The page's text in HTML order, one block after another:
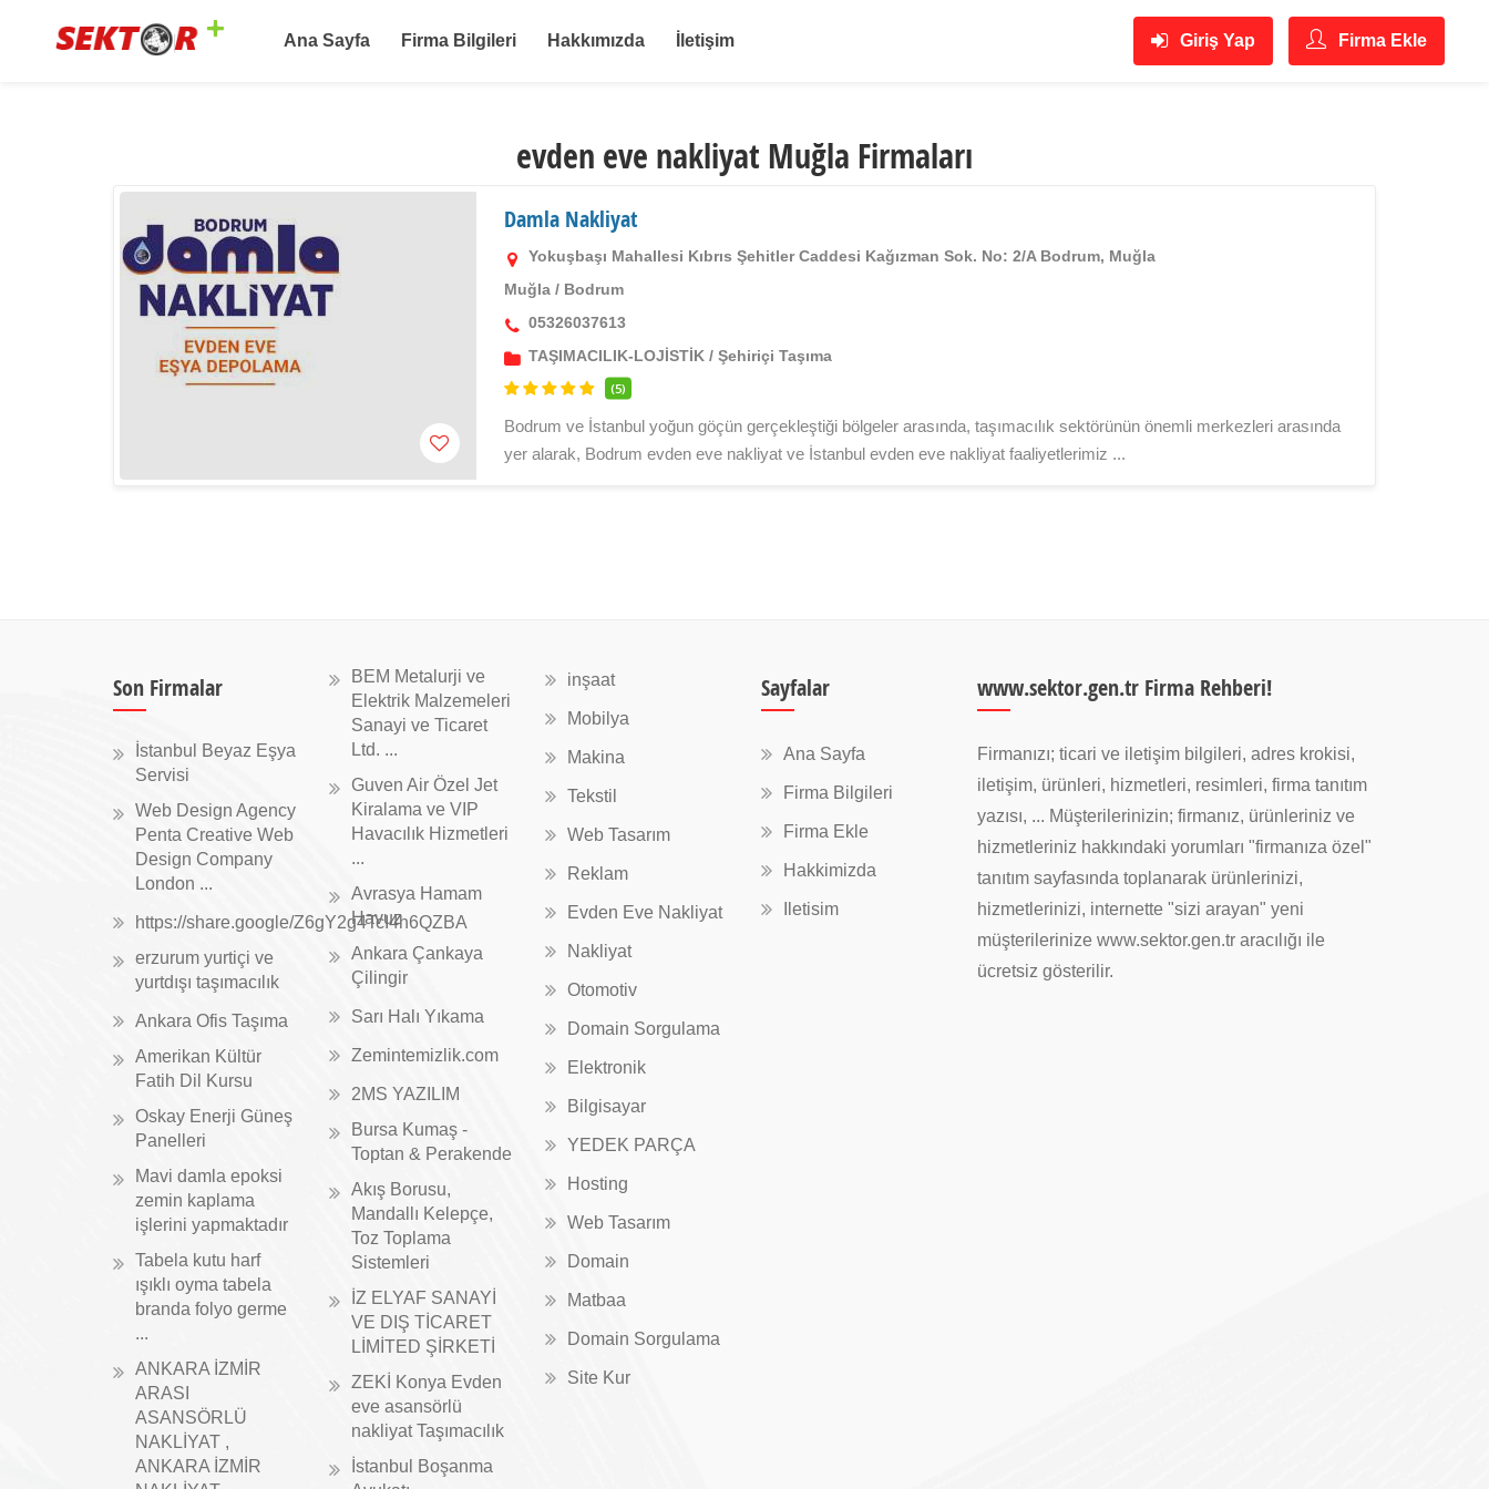
Ana Sayfa Firma Bilgileri Hakkımızda İletişim Giriş Yap Firma Ekle
evden eve nakliyat Muğla Firmaları
Damla Nakliyat
Yokuşbaşı Mahallesi Kıbrıs Şehitler Caddesi Kağızman Sok. No: 2/A Bodrum, Muğla
Muğla / Bodrum
05326037613
TAŞIMACILIK-LOJİSTİK /Şehiriçi Taşıma
(5)
Bodrum ve İstanbul yoğun göçün gerçekleştiği bölgeler arasında, taşımacılık sektörünün önemli merkezleri arasında
yer alarak, Bodrum evden eve nakliyat ve İstanbul evden eve nakliyat faaliyetlerimiz ...
Son Firmalar
İstanbul Beyaz Eşya
Servisi
Web Design Agency
Penta Creative Web
Design Company
London ...
https://share.google/Z6gY2g4TcI4h6QZBA
erzurum yurtiçi ve
yurtdışı taşımacılık
Ankara Ofis Taşıma
Amerikan Kültür
Fatih Dil Kursu
Oskay Enerji Güneş
Panelleri
Mavi damla epoksi
zemin kaplama
işlerini yapmaktadır
Tabela kutu harf
ışıklı oyma tabela
branda folyo germe
...
ANKARA İZMİR
ARASI
ASANSÖRLÜ
NAKLİYAT ,
ANKARA İZMİR
BEM Metalurji ve
Elektrik Malzemeleri
Sanayi ve Ticaret
Ltd. ...
Guven Air Özel Jet
Kiralama ve VIP
Havacılık Hizmetleri
...
Avrasya Hamam
Havuz
Ankara Çankaya
Çilingir
Sarı Halı Yıkama
Zemintemizlik.com
2MS YAZILIM
Bursa Kumaş -
Toptan & Perakende
Akış Borusu,
Mandallı Kelepçe,
Toz Toplama
Sistemleri
İZ ELYAF SANAYİ
VE DIŞ TİCARET
LİMİTED ŞİRKETİ
ZEKİ Konya Evden
eve asansörlü
nakliyat Taşımacılık
İstanbul Boşanma
inşaat
Mobilya
Makina
Tekstil
Web Tasarım
Reklam
Evden Eve Nakliyat
Nakliyat
Otomotiv
Domain Sorgulama
Elektronik
Bilgisayar
YEDEK PARÇA
Hosting
Web Tasarım
Domain
Matbaa
Domain Sorgulama
Site Kur
Sayfalar
Ana Sayfa
Firma Bilgileri
Firma Ekle
Hakkimizda
Iletisim
www.sektor.gen.tr Firma Rehberi!
Firmanızı; ticari ve iletişim bilgileri, adres krokisi,
iletişim, ürünleri, hizmetleri, resimleri, firma tanıtım
yazısı, ... Müşterilerinizin; firmanız, ürünleriniz ve
hizmetleriniz hakkındaki yorumları "firmanıza özel"
tanıtım sayfasında toplanarak ürünlerinizi,
hizmetlerinizi, internette "sizi arayan" yeni
müşterilerinize www.sektor.gen.tr aracılığı ile
ücretsiz gösterilir.